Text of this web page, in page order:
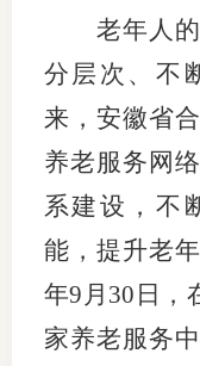
老年人的
分层次、不
来，安徽省
养老服务网
系建设，不
能，提升老
年9月30日，
家养老服务